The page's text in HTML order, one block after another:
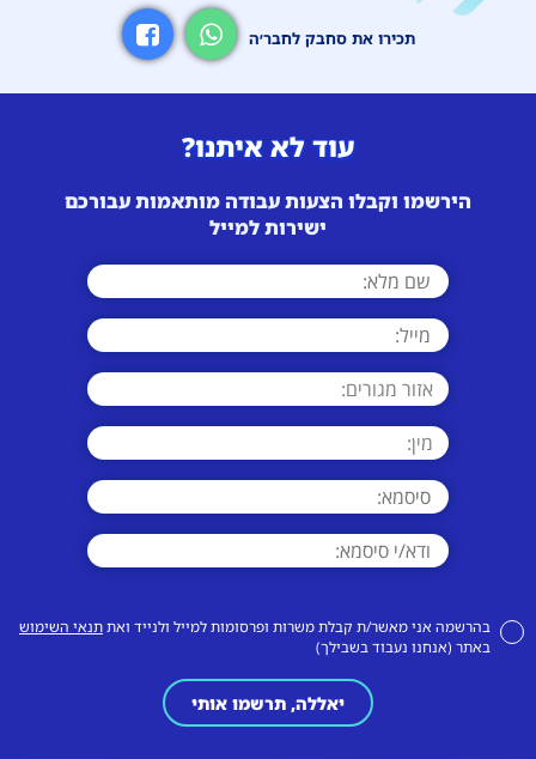
תכירו את סחבק לחבר׳ה
עוד לא איתנו?
הירשמו וקבלו הצעות עבודה מותאמות עבורכם
ישירות למייל
בהרשמה אני מאשר/ת קבלת משרות ופרסומות למייל ולנייד ואתתנאי השימוש
באתר (אנחנו נעבוד בשבילך)
יאללה, תרשמו אותי